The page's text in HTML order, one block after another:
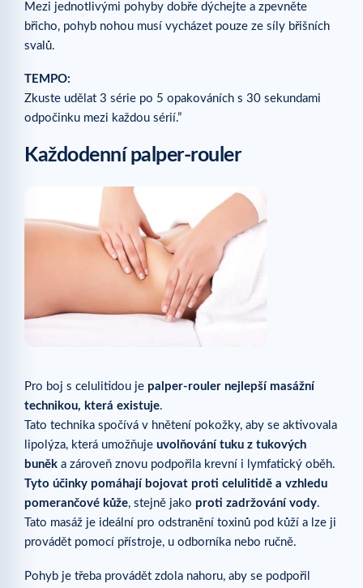
Mezi jednotlivými pohyby dobře dýchejte a zpevněte
břicho, pohyb nohou musí vycházet pouze ze síly břišních
svalů.
TEMPO:
Zkuste udělat 3 série po 5 opakováních s 30 sekundami
odpočinku mezi každou sérií.”
Každodenní palper-rouler
Pro boj s celulitidou je palper-rouler nejlepší masážní
technikou, která existuje.
Tato technika spočívá v hnětení pokožky, aby se aktivovala
lipolýza, která umožňuje uvolňování tuku z tukových
buněk a zároveň znovu podpořila krevní i lymfatický oběh.
Tyto účinky pomáhají bojovat proti celulitidě a vzhledu
pomerančové kůže, stejně jako proti zadržování vody.
Tato masáž je ideální pro odstranění toxinů pod kůží a lze ji
provádět pomocí přístroje, u odborníka nebo ručně.
Pohyb je třeba provádět zdola nahoru, aby se podpořil